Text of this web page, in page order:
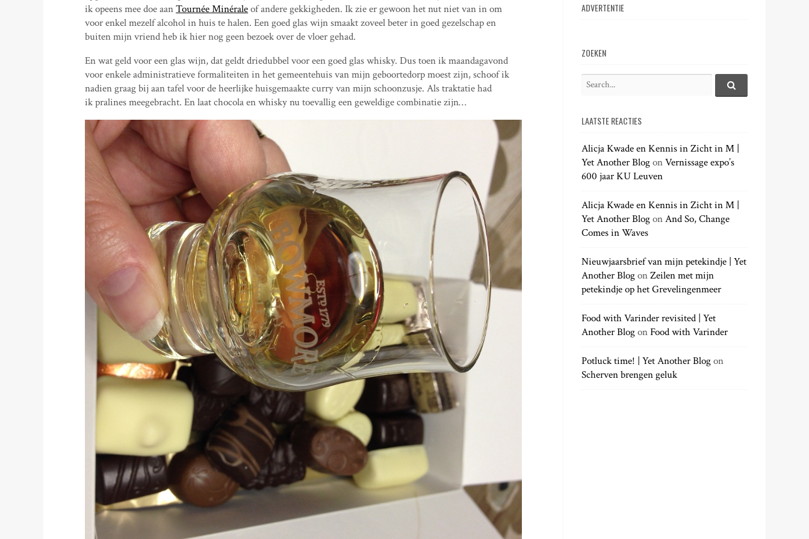
ik opeens mee doe aanTournée Minéraleof andere gekkigheden. Ik zie er gewoon het nut niet van in om
voor enkel mezelf alcohol in huis te halen. Een goed glas wijn smaakt zoveel beter in goed gezelschap en
buiten mijn vriend heb ik hier nog geen bezoek over de vloer gehad.
En wat geld voor een glas wijn, dat geldt driedubbel voor een goed glas whisky. Dus toen ik maandagavond
voor enkele administratieve formaliteiten in het gemeentehuis van mijn geboortedorp moest zijn, schoof ik
nadien graag bij aan tafel voor de heerlijke huisgemaakte curry van mijn schoonzusje. Als traktatie had
ik pralines meegebracht. En laat chocola en whisky nu toevallig een geweldige combinatie zijn…
ADVERTENTIE
ZOEKEN
r
h
f
o
:
S
h
.
LAATSTE REACTIES
Alicja Kwade en Kennis in Zicht in M |
Yet Another BlogonVernissage expo’s
600 jaar KU Leuven
Alicja Kwade en Kennis in Zicht in M |
Yet Another BlogonAnd So, Change
Comes in Waves
Nieuwjaarsbrief van mijn petekindje | Yet
Another BlogonZeilen met mijn
petekindje op het Grevelingenmeer
Food with Varinder revisited | Yet
Another BlogonFood with Varinder
Potluck time! | Yet Another Blogon
Scherven brengen geluk